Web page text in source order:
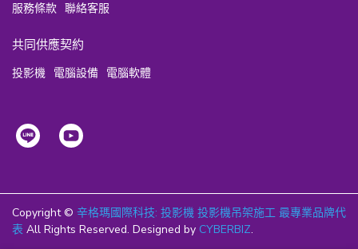
服務條款 聯絡客服
共同供應契約
投影機 電腦設備 電腦軟體
Copyright © 辛格瑪國際科技: 投影機 投影機吊架施工 最專業品牌代
表 All Rights Reserved. Designed by CYBERBIZ.